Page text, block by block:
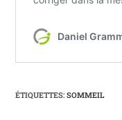
ÉTIQUETTES:SOMMEIL